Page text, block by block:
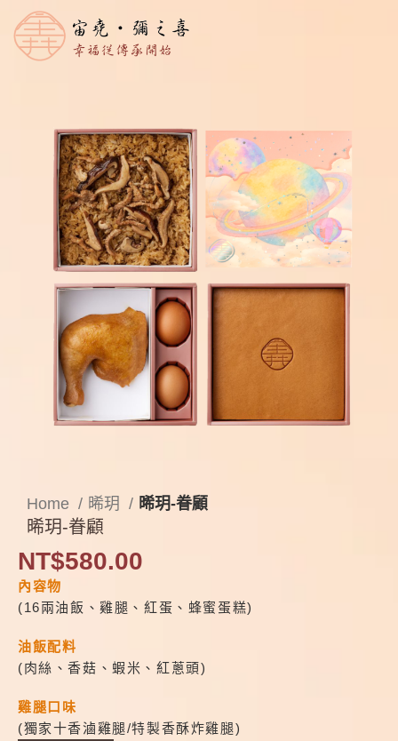
Home 晞玥 晞玥-眷顧
晞玥-眷顧
NT$580.00
內容物
(16兩油飯、雞腿、紅蛋、蜂蜜蛋糕)
油飯配料
(肉絲、香菇、蝦米、紅蔥頭)
雞腿口味
(獨家十香滷雞腿/特製香酥炸雞腿)